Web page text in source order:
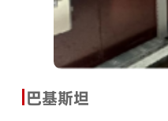
巴基斯坦